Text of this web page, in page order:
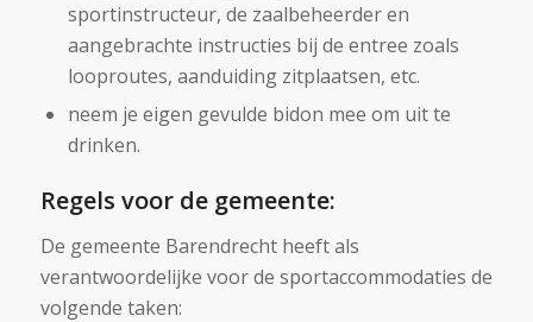
sportinstructeur, de zaalbeheerder en
aangebrachte instructies bij de entree zoals
looproutes, aanduiding zitplaatsen, etc.
neem je eigen gevulde bidon mee om uit te
drinken.
Regels voor de gemeente:
De gemeente Barendrecht heeft als
verantwoordelijke voor de sportaccommodaties de
volgende taken: